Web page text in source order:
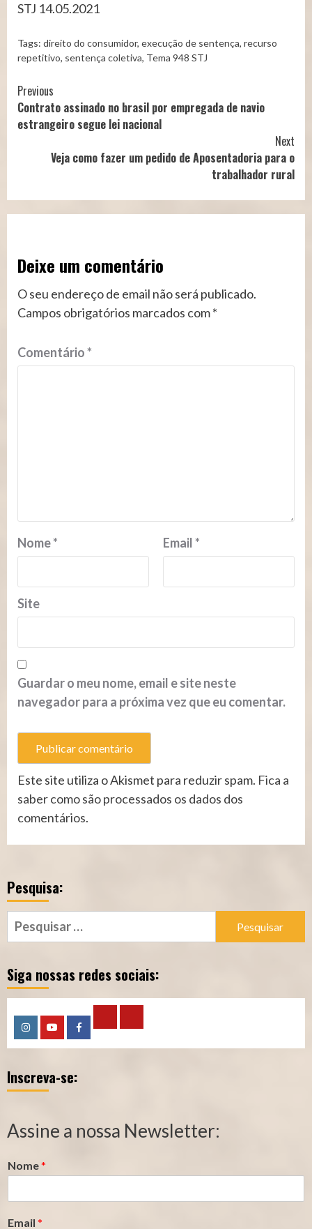
STJ 14.05.2021
Tags: direito do consumidor, execução de sentença, recurso
repetitivo, sentença coletiva, Tema 948 STJ
Continue
Reading
Previous
Contrato assinado no brasil por empregada de navio
estrangeiro segue lei nacional
Next
Veja como fazer um pedido de Aposentadoria para o
trabalhador rural
Deixe um comentário
O seu endereço de email não será publicado.
Campos obrigatórios marcados com*
Comentário*
Nome* Email*
Site
Guardar o meu nome, email e site neste
navegador para a próxima vez que eu comentar.
Este site utiliza o Akismet para reduzir spam. Fica a
saber como são processados os dados dos
comentários.
Pesquisa:
Pesquisar
por:
Siga nossas redes sociais:
InstagramYouTubeFacebook
Calculadora
–
Segurado
Calculadora
–
Contribuição
Inscreva-se:
Assine a nossa Newsletter:
Nome*
Email *